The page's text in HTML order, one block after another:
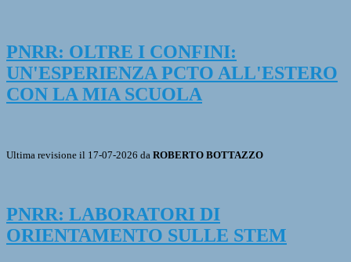
PNRR: OLTRE I CONFINI:
UN'ESPERIENZA PCTO ALL'ESTERO
CON LA MIA SCUOLA
Ultima revisione il 17-07-2026 da ROBERTO BOTTAZZO
PNRR: LABORATORI DI
ORIENTAMENTO SULLE STEM